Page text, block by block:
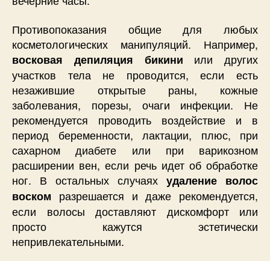
Противопоказания общие для любых
косметологических манипуляций. Например,
восковая депиляция бикини или других
участков тела не проводится, если есть
незажившие открытые раны, кожные
заболевания, порезы, очаги инфекции. Не
рекомендуется проводить воздействие и в
период беременности, лактации, плюс, при
сахарном диабете или при варикозном
расширении вен, если речь идет об обработке
ног. В остальных случаях удаление волос
воском разрешается и даже рекомендуется,
если волосы доставляют дискомфорт или
просто кажутся эстетически
непривлекательными.